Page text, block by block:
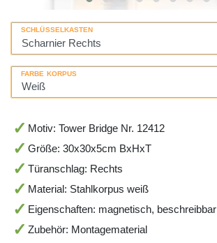
SCHLÜSSELKASTEN
FARBE KORPUS
Motiv: Tower Bridge Nr. 12412
Größe: 30x30x5cm BxHxT
Türanschlag: Rechts
Material: Stahlkorpus weiß
Eigenschaften: magnetisch, beschreibbar
Zubehör: Montagematerial